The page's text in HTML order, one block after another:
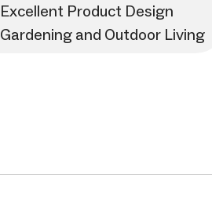
Excellent Product Design
Gardening and Outdoor Living